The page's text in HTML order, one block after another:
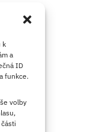
k
a
ID
funkce.
volby